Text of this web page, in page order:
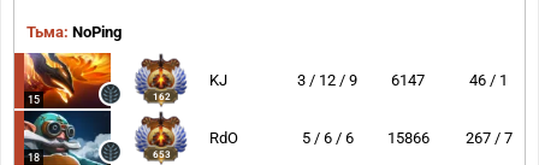
Тьма: NoPing
15 162
KJ 3 / 12 / 9 6147 46 / 1
18 653
RdO 5 / 6 / 6 15866 267 / 7